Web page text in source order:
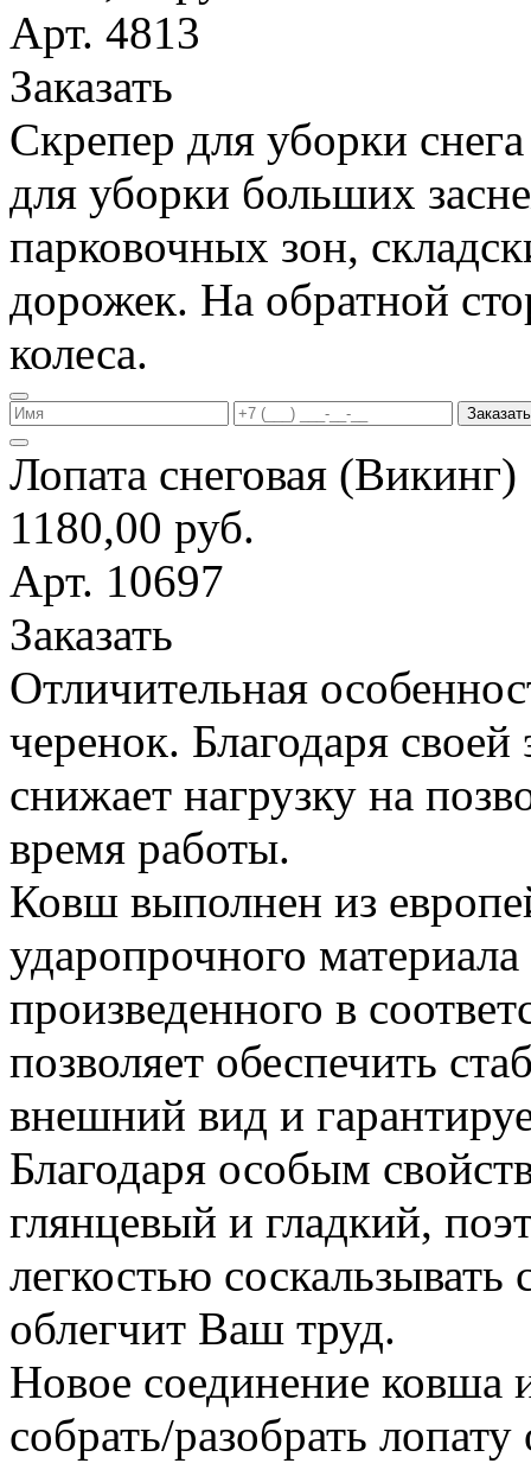
Арт. 4813
Заказать
Скрепер для уборки
для уборки больших
парковочных зон,
дорожек. На обратной
колеса.
Заказать
Лопата снеговая
1180,00 руб.
Арт. 10697
Заказать
Отличительная
черенок. Благодаря
снижает нагрузку на
время работы.
Ковш выполнен из
ударопрочного
произведенного в
позволяет обеспечить
внешний вид и
Благодаря особым
глянцевый и гладкий,
легкостью соскальзывать
облегчит Ваш труд.
Новое соединение ковша
собрать/разобрать